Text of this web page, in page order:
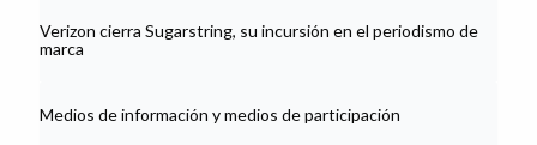
Verizon cierra Sugarstring, su incursión en el periodismo de
marca
Medios de información y medios de participación